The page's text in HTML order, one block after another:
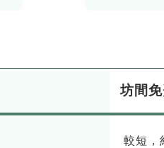
坊間
較短，